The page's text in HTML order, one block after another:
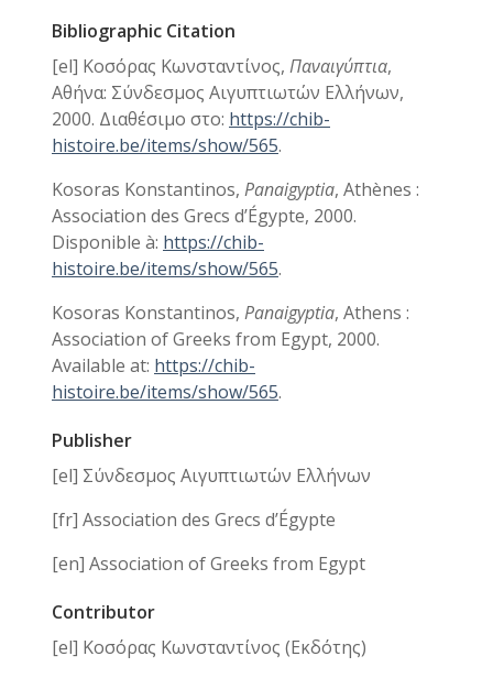
Bibliographic Citation
[el] Κοσόρας Κωνσταντίνος, Παναιγύπτια,
Αθήνα: Σύνδεσμος Αιγυπτιωτών Ελλήνων,
2000. Διαθέσιμο στο: https://chib-
histoire.be/items/show/565.
Kosoras Konstantinos, Panaigyptia, Athènes :
Association des Grecs d’Égypte, 2000.
Disponible à: https://chib-
histoire.be/items/show/565.
Kosoras Konstantinos, Panaigyptia, Athens :
Association of Greeks from Egypt, 2000.
Available at: https://chib-
histoire.be/items/show/565.
Publisher
[el] Σύνδεσμος Αιγυπτιωτών Ελλήνων
[fr] Association des Grecs d’Égypte
[en] Association of Greeks from Egypt
Contributor
[el] Κοσόρας Κωνσταντίνος (Εκδότης)